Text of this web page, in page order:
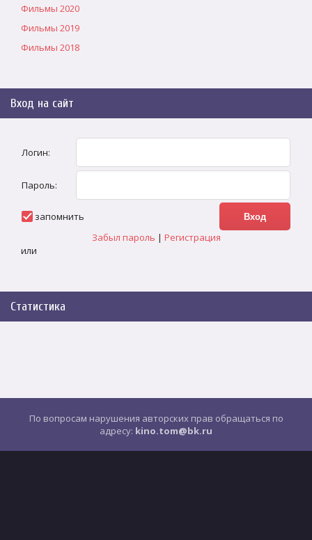
Фильмы 2020
Фильмы 2019
Фильмы 2018
Вход на сайт
Логин:
Пароль:
запомнить
Забыл пароль | Регистрация
или
Статистика
По вопросам нарушения авторских прав обращаться по
адресу: kino.tom@bk.ru